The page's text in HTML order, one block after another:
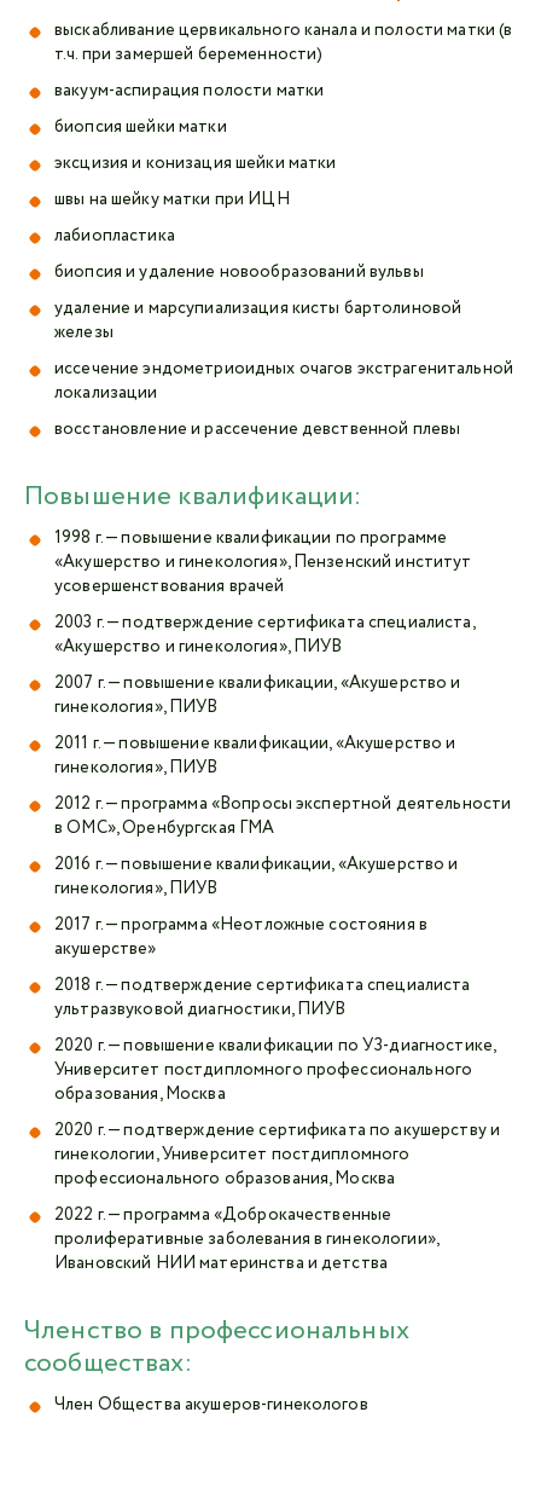
выскабливание цервикального канала и полости матки (в
т.ч. при замершей беременности)
вакуум-аспирация полости матки
биопсия шейки матки
эксцизия и конизация шейки матки
швы на шейку матки при ИЦН
лабиопластика
биопсия и удаление новообразований вульвы
удаление и марсупиализация кисты бартолиновой
железы
иссечение эндометриоидных очагов экстрагенитальной
локализации
восстановление и рассечение девственной плевы
Повышение квалификации:
1998 г. — повышение квалификации по программе
«Акушерство и гинекология», Пензенский институт
усовершенствования врачей
2003 г. — подтверждение сертификата специалиста,
«Акушерство и гинекология», ПИУВ
2007 г. — повышение квалификации, «Акушерство и
гинекология», ПИУВ
2011 г. — повышение квалификации, «Акушерство и
гинекология», ПИУВ
2012 г. — программа «Вопросы экспертной деятельности
в ОМС», Оренбургская ГМА
2016 г. — повышение квалификации, «Акушерство и
гинекология», ПИУВ
2017 г. — программа «Неотложные состояния в
акушерстве»
2018 г. — подтверждение сертификата специалиста
ультразвуковой диагностики, ПИУВ
2020 г. — повышение квалификации по УЗ-диагностике,
Университет постдипломного профессионального
образования, Москва
2020 г. — подтверждение сертификата по акушерству и
гинекологии, Университет постдипломного
профессионального образования, Москва
2022 г. — программа «Доброкачественные
пролиферативные заболевания в гинекологии»,
Ивановский НИИ материнства и детства
Членство в профессиональных
сообществах:
Член Общества акушеров-гинекологов